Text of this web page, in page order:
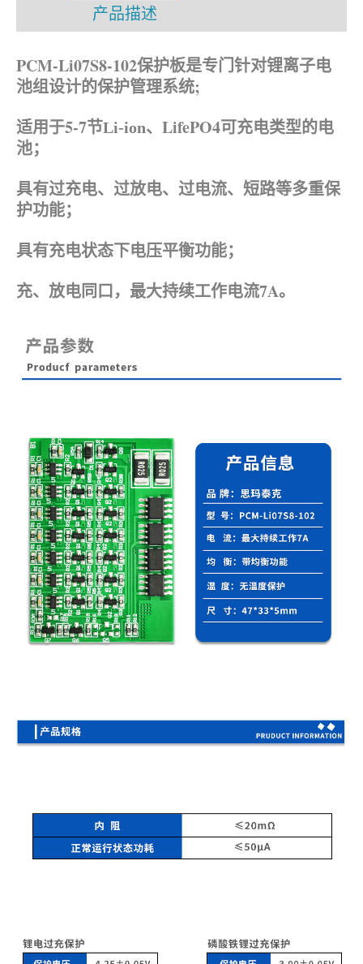
产品描述
PCM-Li07S8-102保护板是专门针对锂离子电
池组设计的保护管理系统;
适用于5-7节Li-ion、 LifePO4可充电类型的电
池；
具有过充电、过放电、过电流、短路等多重保
护功能；
具有充电状态下电压平衡功能；
充、放电同口，最大持续工作电流7A。